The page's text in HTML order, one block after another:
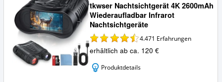
tkwser Nachtsichtgerät 4K 2600mAh
Wiederaufladbar Infrarot
Nachtsichtgeräte
4.471 Erfahrungen
erhältlich ab ca. 120 €
Produktdetails